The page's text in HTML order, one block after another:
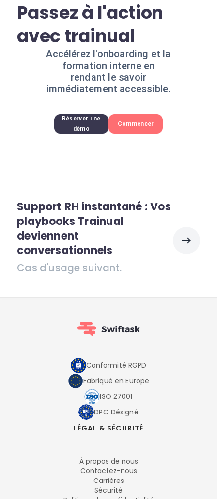
Passez à l'action
avec trainual
Accélérez l'onboarding et la
formation interne en
rendant le savoir
immédiatement accessible.
Réserver une
démo
Commencer
Support RH instantané : Vos
playbooks Trainual
deviennent
conversationnels
Cas d'usage suivant.
Conformité RGPD
Fabriqué en Europe
ISO 27001
DPO Désigné
LÉGAL & SÉCURITÉ
À propos de nous
Contactez-nous
Carrières
Sécurité